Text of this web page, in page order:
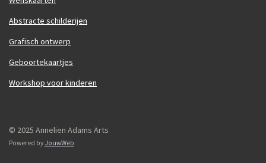
Abstracte schilderijen
Grafisch ontwerp
Geboortekaartjes
Workshop voor kinderen
© 2025 Annelien Adams Arts
Powered by JouwWeb